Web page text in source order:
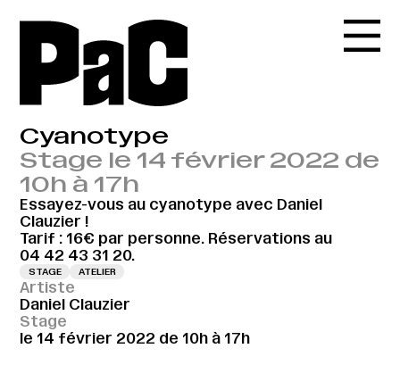
Cyanotype
Stage le 14 février 2022 de
10h à 17h
Essayez-vous au cyanotype avec Daniel
Clauzier !
Tarif : 16€ par personne. Réservations au
04 42 43 31 20.
STAGE ATELIER
Artiste
Daniel Clauzier
Stage
le 14 février 2022 de 10h à 17h